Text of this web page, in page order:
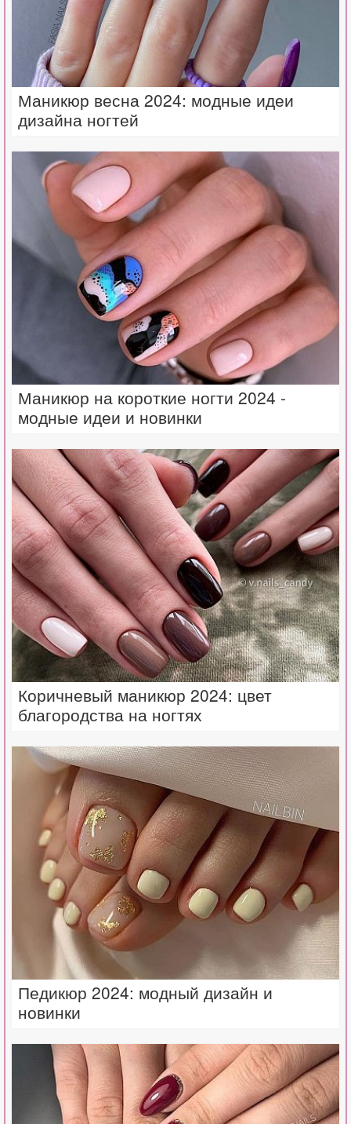
Маникюр весна 2024: модные идеи
дизайна ногтей
Маникюр на короткие ногти 2024 -
модные идеи и новинки
Коричневый маникюр 2024: цвет
благородства на ногтях
Педикюр 2024: модный дизайн и
новинки